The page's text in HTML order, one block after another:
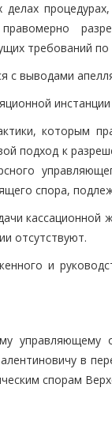
требований
с выводами
которым
подход к
спора,
кассационной
отсутствуют.
и
в
спорам